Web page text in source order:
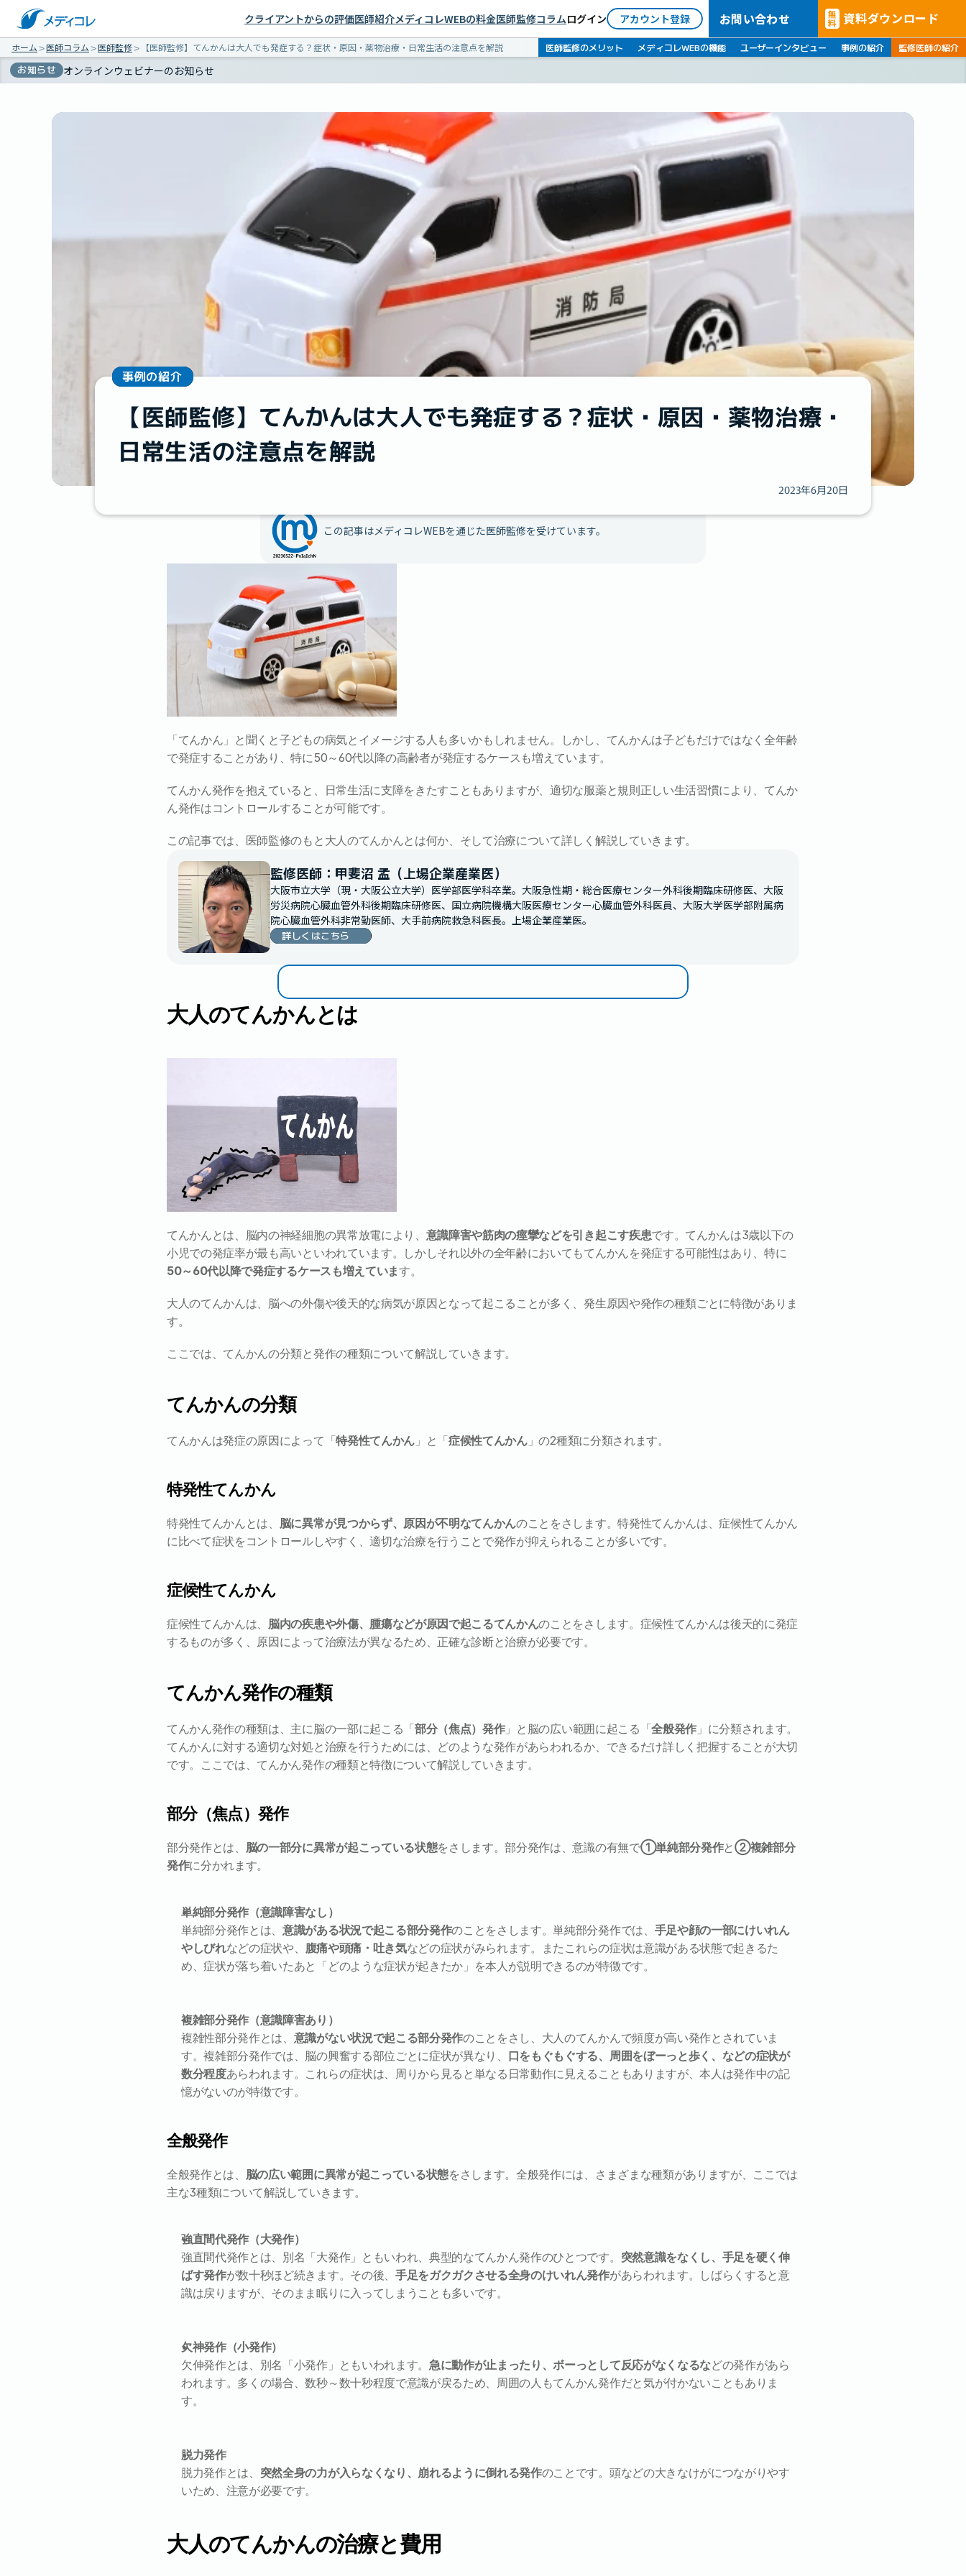
クライアントからの評価医師紹介メディコレWEBの料金医師監修コラム依頼者としてログイン
医師としてログイン
ログイン アカウント登録 お問い合わせ 無
料 資料ダウンロード
ホーム＞医師コラム＞医師監修＞ 【医師監修】てんかんは大人でも発症する？症状・原因・薬物治療・日常生活の注意点を解説 医師監修のメリット メディコレWEBの機能 ユーザーインタビュー 事例の紹介 監修医師の紹介
お知らせ オンラインウェビナーのお知らせ
事例の紹介
【医師監修】てんかんは大人でも発症する？症状・原因・薬物治療・
日常生活の注意点を解説
2023年6月20日
この記事はメディコレWEBを通じた医師監修を受けています。
「てんかん」と聞くと子どもの病気とイメージする人も多いかもしれません。しかし、てんかんは子どもだけではなく全年齢
で発症することがあり、特に50～60代以降の高齢者が発症するケースも増えています。
てんかん発作を抱えていると、日常生活に支障をきたすこともありますが、適切な服薬と規則正しい生活習慣により、てんか
ん発作はコントロールすることが可能です。
この記事では、医師監修のもと大人のてんかんとは何か、そして治療について詳しく解説していきます。
監修医師：甲斐沼 孟（上場企業産業医）
大阪市立大学（現・大阪公立大学）医学部医学科卒業。大阪急性期・総合医療センター外科後期臨床研修医、大阪
労災病院心臓血管外科後期臨床研修医、国立病院機構大阪医療センター心臓血管外科医員、大阪大学医学部附属病
院心臓血管外科非常勤医師、大手前病院救急科医長。上場企業産業医。
詳しくはこちら
大人のてんかんとは
てんかんとは、脳内の神経細胞の異常放電により、 意識障害や筋肉の痙攣などを引き起こす疾患です。てんかんは3歳以下の
小児での発症率が最も高いといわれています。しかしそれ以外の全年齢においてもてんかんを発症する可能性はあり、特に
50～60代以降で発症するケースも増えています。
大人のてんかんは、脳への外傷や後天的な病気が原因となって起こることが多く、発生原因や発作の種類ごとに特徴がありま
す。
ここでは、てんかんの分類と発作の種類について解説していきます。
てんかんの分類
てんかんは発症の原因によって「特発性てんかん」と「症候性てんかん」の2種類に分類されます。
特発性てんかん
特発性てんかんとは、 脳に異常が見つからず、原因が不明なてんかんのことをさします。特発性てんかんは、症候性てんかん
に比べて症状をコントロールしやすく、適切な治療を行うことで発作が抑えられることが多いです。
症候性てんかん
症候性てんかんは、 脳内の疾患や外傷、腫瘍などが原因で起こるてんかんのことをさします。症候性てんかんは後天的に発症
するものが多く、原因によって治療法が異なるため、正確な診断と治療が必要です。
てんかん発作の種類
てんかん発作の種類は、主に脳の一部に起こる「部分（焦点）発作」と脳の広い範囲に起こる「全般発作 」に分類されます。
てんかんに対する適切な対処と治療を行うためには、どのような発作があらわれるか、できるだけ詳しく把握することが大切
です。ここでは、てんかん発作の種類と特徴について解説していきます。
部分（焦点）発作
部分発作とは、 脳の一部分に異常が起こっている状態をさします。部分発作は、意識の有無で①単純部分発作と②複雑部分
発作に分かれます。
単純部分発作（意識障害なし）
単純部分発作とは、意識がある状況で起こる部分発作のことをさします。単純部分発作では、 手足や顔の一部にけいれん
やしびれなどの症状や、 腹痛や頭痛・吐き気などの症状がみられます。またこれらの症状は意識がある状態で起きるた
め、症状が落ち着いたあと「どのような症状が起きたか」を本人が説明できるのが特徴です。
複雑部分発作（意識障害あり）
複雑性部分発作とは、 意識がない状況で起こる部分発作のことをさし、大人のてんかんで頻度が高い発作とされていま
す。複雑部分発作では、脳の興奮する部位ごとに症状が異なり、 口をもぐもぐする、周囲をぼーっと歩く、などの症状が
数分程度あらわれます。これらの症状は、周りから見ると単なる日常動作に見えることもありますが、本人は発作中の記
憶がないのが特徴です。
全般発作
全般発作とは、 脳の広い範囲に異常が起こっている状態をさします。全般発作には、さまざまな種類がありますが、ここでは
主な3種類について解説していきます。
強直間代発作（大発作）
強直間代発作とは、別名「大発作」ともいわれ、典型的なてんかん発作のひとつです。 突然意識をなくし、手足を硬く伸
ばす発作が数十秒ほど続きます。その後、 手足をガクガクさせる全身のけいれん発作があらわれます。しばらくすると意
識は戻りますが、そのまま眠りに入ってしまうことも多いです。
欠神発作（小発作）
欠伸発作とは、別名「小発作」ともいわれます。 急に動作が止まったり、ボーっとして反応がなくなるなどの発作があら
われます。多くの場合、数秒～数十秒程度で意識が戻るため、周囲の人もてんかん発作だと気が付かないこともありま
す。
脱力発作
脱力発作とは、 突然全身の力が入らなくなり、崩れるように倒れる発作のことです。頭などの大きなけがにつながりやす
いため、注意が必要です。
大人のてんかんの治療と費用